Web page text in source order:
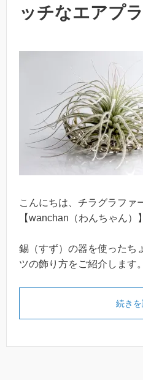
ッチなエアプ
こんにちは、チラグラファ
【wanchan（わんちゃん）
錫（すず）の器を使ったち
ツの飾り方をご紹介します。
続き